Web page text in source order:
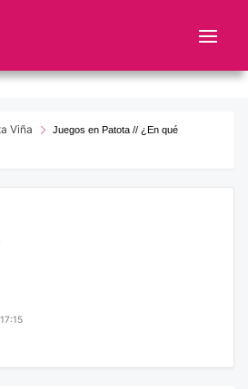
Viña
Juegos en Patota // ¿En qué